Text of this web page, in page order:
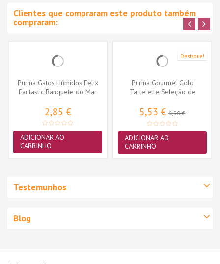
Clientes que compraram este produto também
compraram:
Purina Gatos Húmidos Felix
Fantastic Banquete do Mar
2,85 €
ADICIONAR AO
CARRINHO
Destaque!
Purina Gourmet Gold
Tartelette Seleção de
5,53 € 6,50 €
ADICIONAR AO
CARRINHO
Testemunhos
Blog